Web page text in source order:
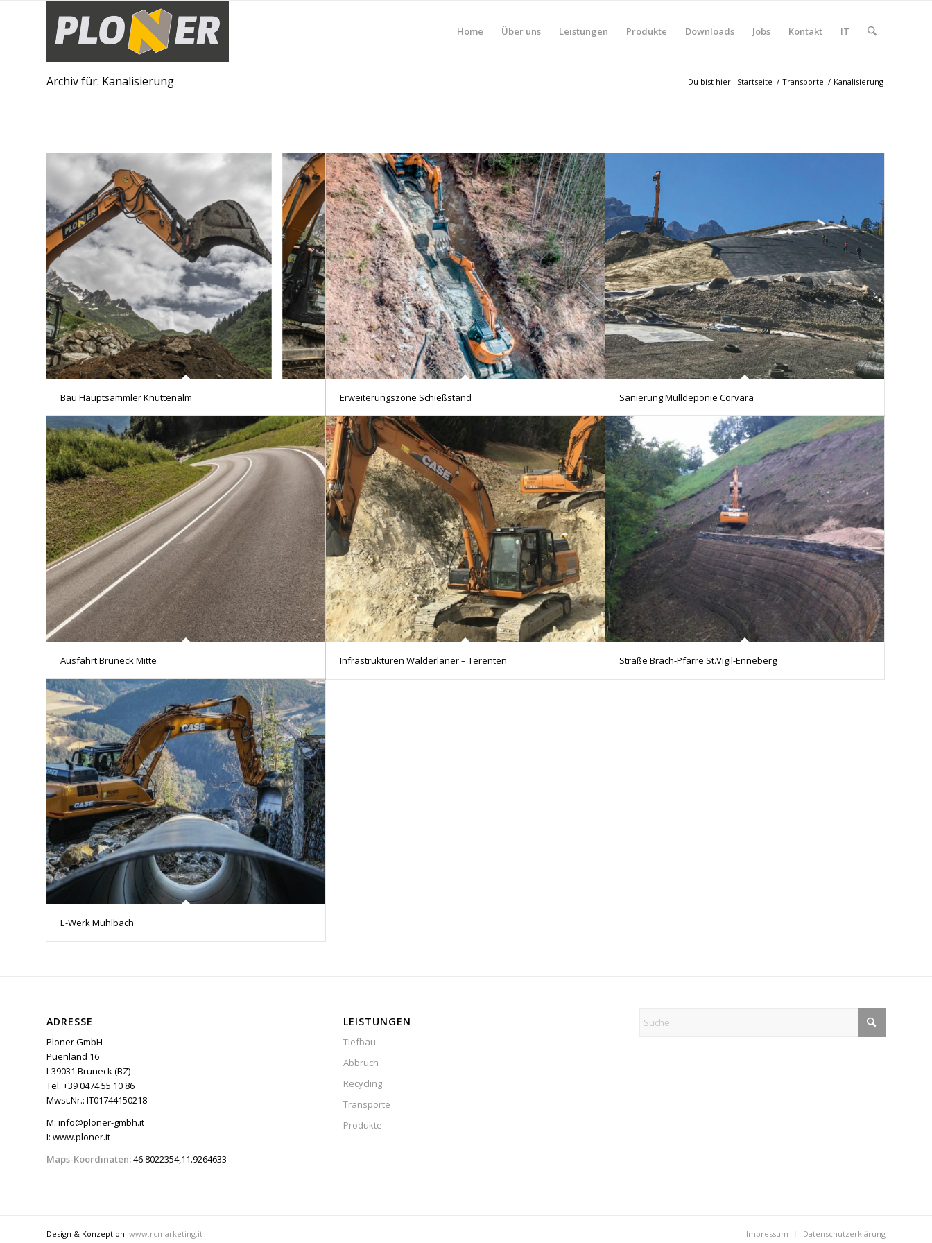
Home Über uns Leistungen Produkte Downloads Jobs Kontakt IT
Archiv für: Kanalisierung Du bist hier: Startseite / Transporte / Kanalisierung
Bau Hauptsammler Knuttenalm Erweiterungszone Schießstand Sanierung Mülldeponie Corvara
Ausfahrt Bruneck Mitte Infrastrukturen Walderlaner – Terenten Straße Brach-Pfarre St.Vigil-Enneberg
E-Werk Mühlbach
ADRESSE
Ploner GmbH
Puenland 16
I-39031 Bruneck (BZ)
Tel. +39 0474 55 10 86
Mwst.Nr.: IT01744150218
M: info@ploner-gmbh.it
I: www.ploner.it
Maps-Koordinaten:46.8022354,11.9264633
LEISTUNGEN
Tiefbau
Abbruch
Recycling
Transporte
Produkte
Design & Konzeption: www.rcmarketing.it Impressum Datenschutzerklärung